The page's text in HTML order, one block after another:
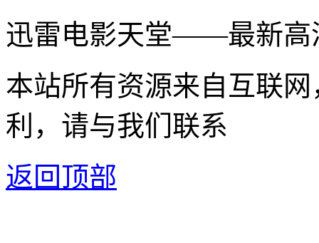
迅雷电影天堂——最新高
本站所有资源来自互联
利，请与我们联系
返回顶部